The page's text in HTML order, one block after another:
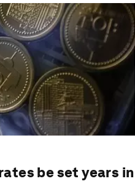
be set years in